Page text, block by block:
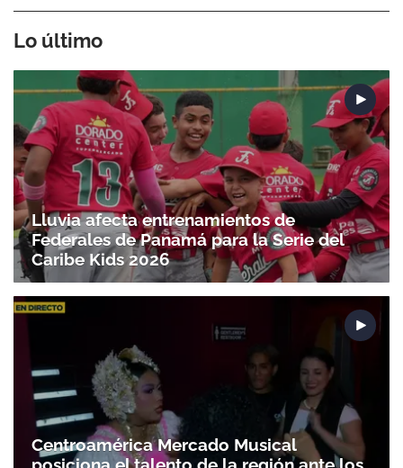
Lo último
Lluvia afecta entrenamientos de
Federales de Panamá para la Serie del
Caribe Kids 2026
Centroamérica Mercado Musical